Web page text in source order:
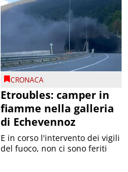
CRONACA
Etroubles: camper in
fiamme nella galleria
di Echevennoz
E in corso l'intervento dei vigili
del fuoco, non ci sono feriti